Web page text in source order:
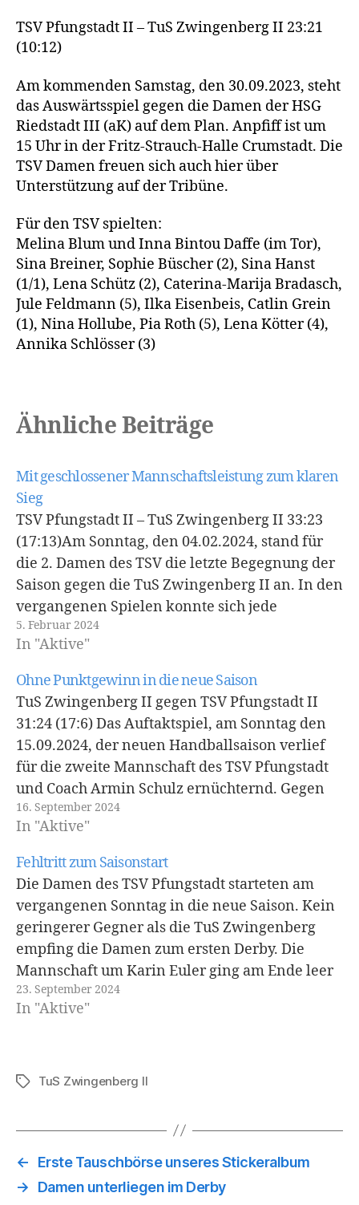
TSV Pfungstadt II – TuS Zwingenberg II 23:21
(10:12)
Am kommenden Samstag, den 30.09.2023, steht
das Auswärtsspiel gegen die Damen der HSG
Riedstadt III (aK) auf dem Plan. Anpfiff ist um
15 Uhr in der Fritz-Strauch-Halle Crumstadt. Die
TSV Damen freuen sich auch hier über
Unterstützung auf der Tribüne.
Für den TSV spielten:
Melina Blum und Inna Bintou Daffe (im Tor),
Sina Breiner, Sophie Büscher (2), Sina Hanst
(1/1), Lena Schütz (2), Caterina-Marija Bradasch,
Jule Feldmann (5), Ilka Eisenbeis, Catlin Grein
(1), Nina Hollube, Pia Roth (5), Lena Kötter (4),
Annika Schlösser (3)
Ähnliche Beiträge
Mit geschlossener Mannschaftsleistung zum klaren
Sieg
TSV Pfungstadt II – TuS Zwingenberg II 33:23
(17:13)Am Sonntag, den 04.02.2024, stand für
die 2. Damen des TSV die letzte Begegnung der
Saison gegen die TuS Zwingenberg II an. In den
vergangenen Spielen konnte sich jede
Mannschaft einen Sieg erspielen. Die Partie
wurde mit zwei Toren in Folge durch…
5. Februar 2024
In "Aktive"
Ohne Punktgewinn in die neue Saison
TuS Zwingenberg II gegen TSV Pfungstadt II
31:24 (17:6) Das Auftaktspiel, am Sonntag den
15.09.2024, der neuen Handballsaison verlief
für die zweite Mannschaft des TSV Pfungstadt
und Coach Armin Schulz ernüchternd. Gegen
die Gastgeberinnen des TuS Zwingenberg
mussten sich die DOGS mit 31:24 geschlagen
geben. Der Beginn der Partie gestaltete…
16. September 2024
In "Aktive"
Fehltritt zum Saisonstart
Die Damen des TSV Pfungstadt starteten am
vergangenen Sonntag in die neue Saison. Kein
geringerer Gegner als die TuS Zwingenberg
empfing die Damen zum ersten Derby. Die
Mannschaft um Karin Euler ging am Ende leer
aus und Zwingenberg feierte einen 28:24
Heimerfolg. Die TSV Damen starteten voller
23. September 2024
In "Aktive"
Schlagwörter
TuS Zwingenberg II
←
Erste Tauschbörse unseres Stickeralbum
→
Damen unterliegen im Derby